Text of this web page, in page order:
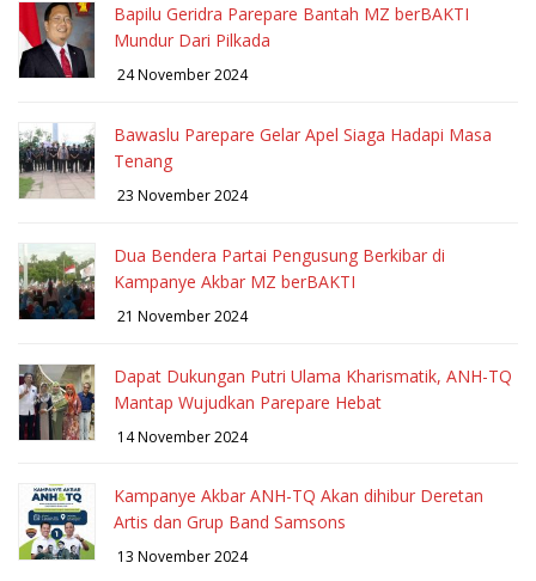
Bapilu Geridra Parepare Bantah MZ berBAKTI
Mundur Dari Pilkada
24 November 2024
Bawaslu Parepare Gelar Apel Siaga Hadapi Masa
Tenang
23 November 2024
Dua Bendera Partai Pengusung Berkibar di
Kampanye Akbar MZ berBAKTI
21 November 2024
Dapat Dukungan Putri Ulama Kharismatik, ANH-TQ
Mantap Wujudkan Parepare Hebat
14 November 2024
Kampanye Akbar ANH-TQ Akan dihibur Deretan
Artis dan Grup Band Samsons
13 November 2024